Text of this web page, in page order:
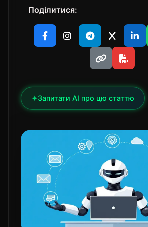
Поділитися:
✦Запитати AI про цю статтю